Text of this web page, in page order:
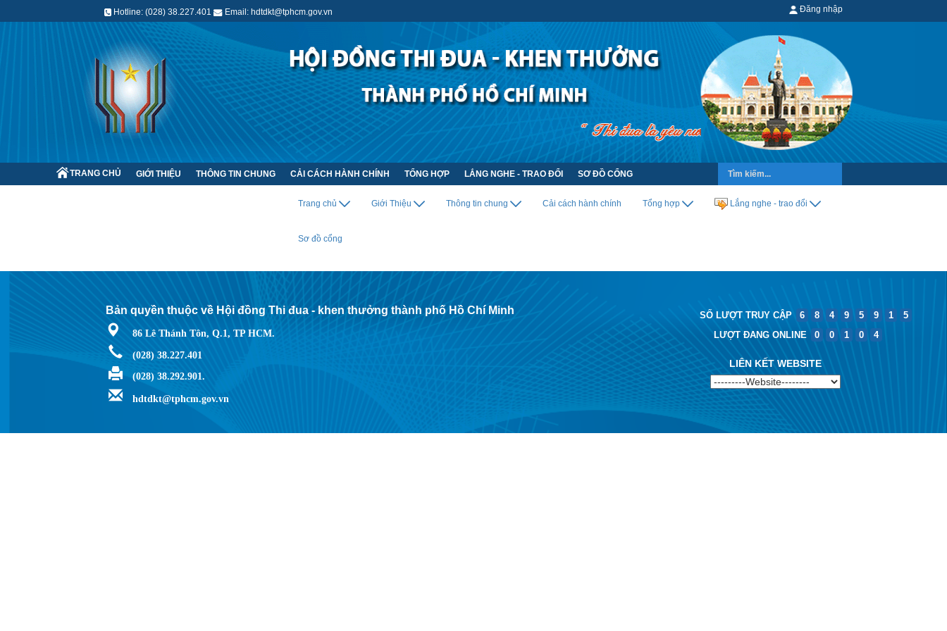
Hotline: (028) 38.227.401 Email: hdtdkt@tphcm.gov.vn Đăng nhập
TRANG CHỦ GIỚI THIỆU THÔNG TIN CHUNG CẢI CÁCH HÀNH CHÍNH TỔNG HỢP LẮNG NGHE - TRAO ĐỔI SƠ ĐỒ CỔNG
Trang chủ Giới Thiệu Thông tin chung Cải cách hành chính Tổng hợp Lắng nghe - trao đổi
Sơ đồ cổng
SỐ LƯỢT TRUY CẬP 6 8 4 9 5 9 1
5
LƯỢT ĐANG ONLINE
0 0 1 0 4
LIÊN KẾT WEBSITE
Bản quyền thuộc về Hội đồng Thi đua - khen thưởng thành phố Hồ Chí Minh
86 Lê Thánh Tôn, Q.1, TP HCM.
(028) 38.227.401
(028) 38.292.901.
hdtdkt@tphcm.gov.vn